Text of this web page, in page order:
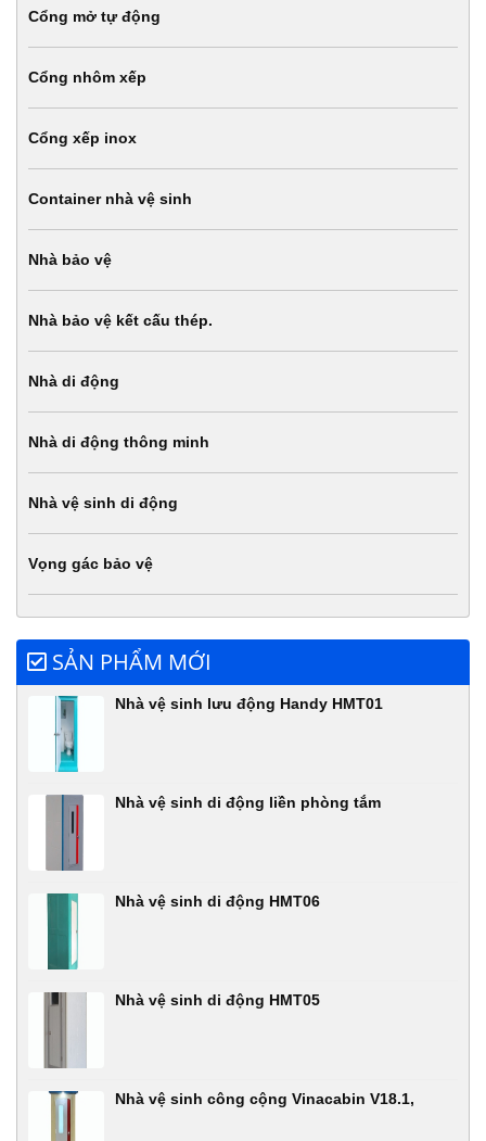
Cổng mở tự động
Cổng nhôm xếp
Cổng xếp inox
Container nhà vệ sinh
Nhà bảo vệ
Nhà bảo vệ kết cấu thép.
Nhà di động
Nhà di động thông minh
Nhà vệ sinh di động
Vọng gác bảo vệ
SẢN PHẨM MỚI
Nhà vệ sinh lưu động Handy HMT01
Nhà vệ sinh di động liền phòng tắm
Nhà vệ sinh di động HMT06
Nhà vệ sinh di động HMT05
Nhà vệ sinh công cộng Vinacabin V18.1,